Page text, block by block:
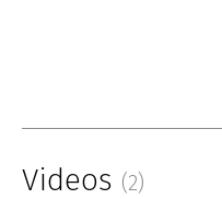
Videos (2)